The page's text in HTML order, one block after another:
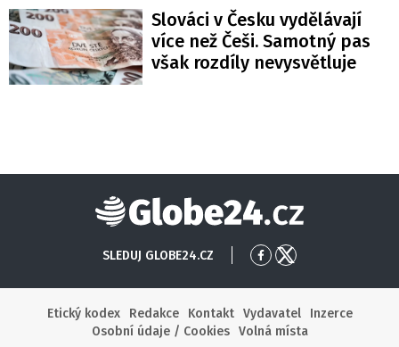
Slováci v Česku vydělávají
více než Češi. Samotný pas
však rozdíly nevysvětluje
Globe24
SLEDUJ GLOBE24.CZ
Přejít
Facebook
Přejít
X
Etický kodex
Redakce Kontakt Vydavatel
Inzerce
Osobní údaje / Cookies
Volná místa